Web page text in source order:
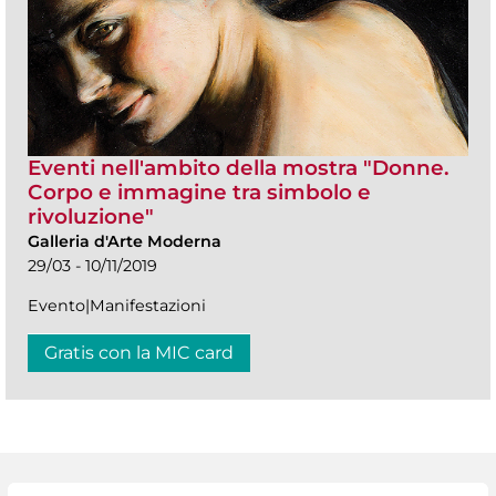
Eventi nell'ambito della mostra "Donne.
Corpo e immagine tra simbolo e
rivoluzione"
Galleria d'Arte Moderna
29/03 - 10/11/2019
Evento|Manifestazioni
Gratis con la MIC card